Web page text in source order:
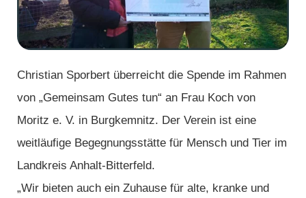
Christian Sporbert überreicht die Spende im Rahmen
von „Gemeinsam Gutes tun“ an Frau Koch von
Moritz e. V. in Burgkemnitz. Der Verein ist eine
weitläufige Begegnungsstätte für Mensch und Tier im
Landkreis Anhalt-Bitterfeld.
„Wir bieten auch ein Zuhause für alte, kranke und